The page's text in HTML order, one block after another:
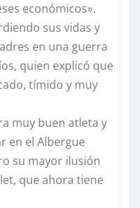
económicos».
sus vidas y
en una guerra
quien explicó que
tímido y muy
muy buen atleta y
en el Albergue
su mayor ilusión
que ahora tiene